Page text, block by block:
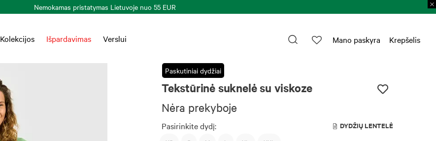
Nemokamas pristatymas Lietuvoje nuo 55 EUR
Kolekcijos Išpardavimas Verslui Krepšelis
Mano paskyra
Paskutiniai dydžiai
Tekstūrinė suknelė su viskoze
Nėra prekyboje
Pasirinkite dydį: DYDŽIŲ LENTELĖ